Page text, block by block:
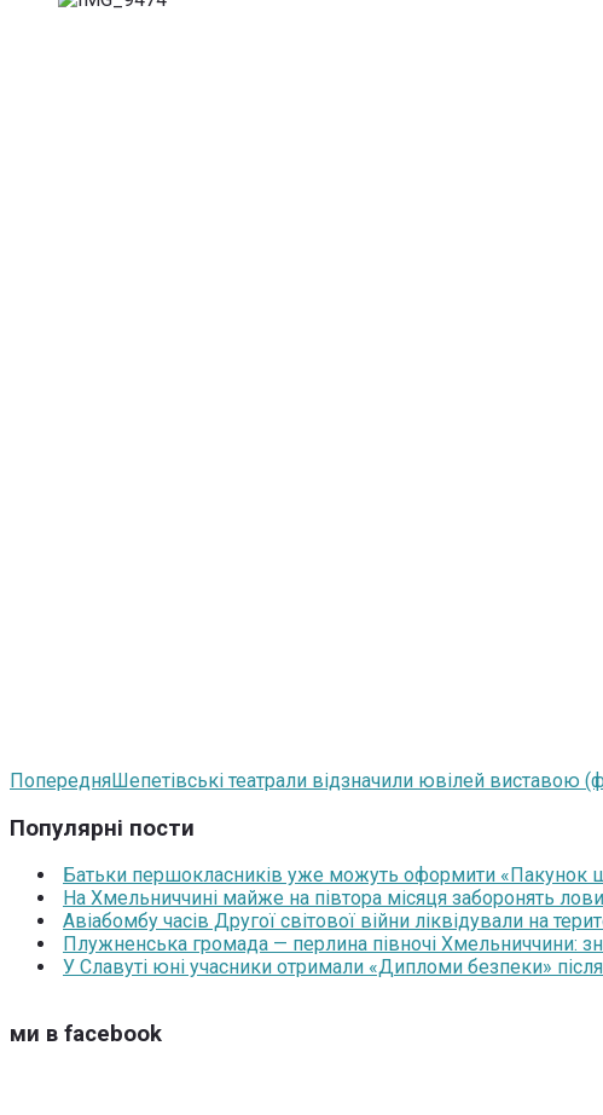
ПопередняШепетівські театрали відзначили ювілей виставою
Популярні пости
Батьки першокласників уже можуть оформити «Пакунок
На Хмельниччині майже на півтора місяця заборонять
Авіабомбу часів Другої світової війни ліквідували на
Плужненська громада — перлина півночі Хмельниччини:
У Славуті юні учасники отримали «Дипломи безпеки»
ми в facebook